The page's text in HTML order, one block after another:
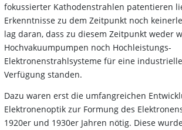
fokussierter Kathodenstrahlen patentieren
Erkenntnisse zu dem Zeitpunkt noch
lag daran, dass zu diesem Zeitpunkt weder
Hochvakuumpumpen noch Hochleistungs-
Elektronenstrahlsysteme für eine
Verfügung standen.
Dazu waren erst die umfangreichen
Elektronenoptik zur Formung des
1920er und 1930er Jahren nötig. Diese